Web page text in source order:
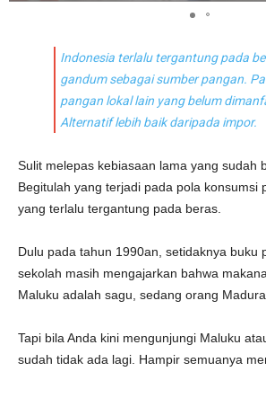
Indonesia terlalu tergantung pada
gandum sebagai sumber pangan.
pangan lokal lain yang belum
Alternatif lebih baik daripada impor.
Sulit melepas kebiasaan lama yang sudah
Begitulah yang terjadi pada pola konsumsi
yang terlalu tergantung pada beras.
Dulu pada tahun 1990an, setidaknya buku
sekolah masih mengajarkan bahwa
Maluku adalah sagu, sedang orang
Tapi bila Anda kini mengunjungi Maluku
sudah tidak ada lagi. Hampir semuanya